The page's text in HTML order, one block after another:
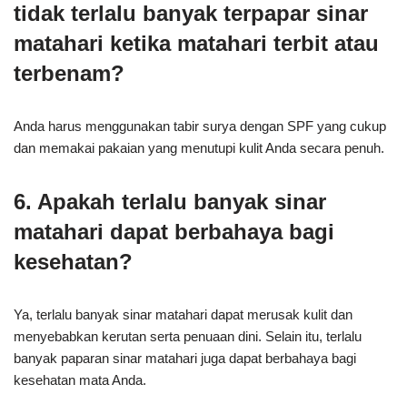
tidak terlalu banyak terpapar sinar
matahari ketika matahari terbit atau
terbenam?
Anda harus menggunakan tabir surya dengan SPF yang cukup
dan memakai pakaian yang menutupi kulit Anda secara penuh.
6. Apakah terlalu banyak sinar
matahari dapat berbahaya bagi
kesehatan?
Ya, terlalu banyak sinar matahari dapat merusak kulit dan
menyebabkan kerutan serta penuaan dini. Selain itu, terlalu
banyak paparan sinar matahari juga dapat berbahaya bagi
kesehatan mata Anda.